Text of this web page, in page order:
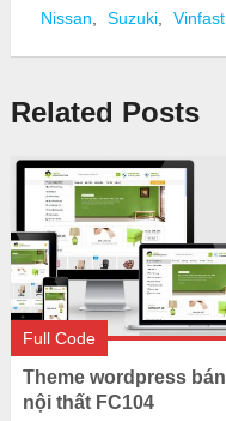
Nissan
Suzuki, Vinfast
Related Posts
Full Code
Theme wordpress bán
nội thất FC104